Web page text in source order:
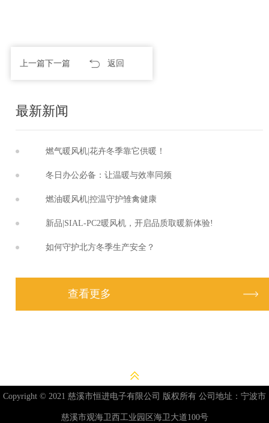
上一篇 返回
下一篇
最新新闻
燃气暖风机|花卉冬季靠它供暖！
冬日办公必备：让温暖与效率同频
燃油暖风机|控温守护雏禽健康
新品|SIAL-PC2暖风机，开启品质取暖新体验!
如何守护北方冬季生产安全？
查看更多
Copyright © 2021 慈溪市恒进电子有限公司 版权所有 公司地址：宁波市
慈溪市观海卫西工业园区海卫大道100号